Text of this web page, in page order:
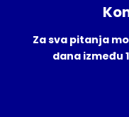
Za sva pitanja
dana između